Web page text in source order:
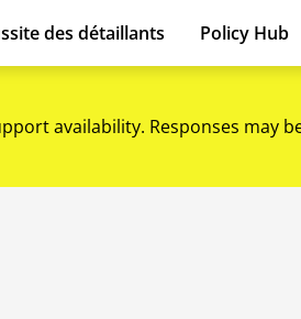
des détaillants Policy Hub
availability. Responses may